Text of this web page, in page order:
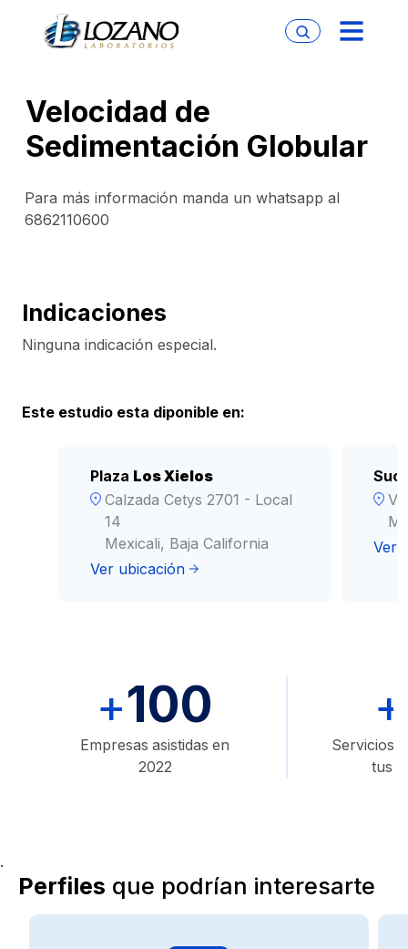
Velocidad de
Sedimentación Globular
Para más información manda un whatsapp al
6862110600
Indicaciones
Ninguna indicación especial.
Este estudio esta diponible en:
Plaza Los Xielos
Calzada Cetys 2701 - Local
14
Mexicali, Baja California
Ver ubicación
Ver
+100
Empresas asistidas en
2022
+
Servicios
tus
.
Perfiles que podrían interesarte